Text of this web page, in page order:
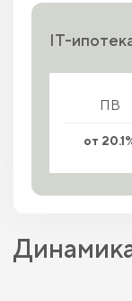
IT-
ПВ
от